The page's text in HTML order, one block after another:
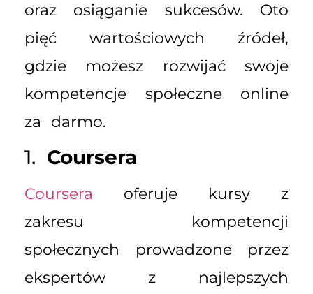
oraz osiąganie sukcesów. Oto
pięć wartościowych źródeł,
gdzie możesz rozwijać swoje
kompetencje społeczne online
za darmo.
1. Coursera
Coursera oferuje kursy z
zakresu kompetencji
społecznych prowadzone przez
ekspertów z najlepszych